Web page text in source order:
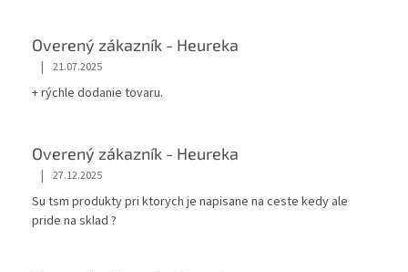
Overený zákazník - Heureka
| 21.07.2025
+ rýchle dodanie tovaru.
Overený zákazník - Heureka
| 27.12.2025
Su tsm produkty pri ktorych je napisane na ceste kedy ale
pride na sklad ?